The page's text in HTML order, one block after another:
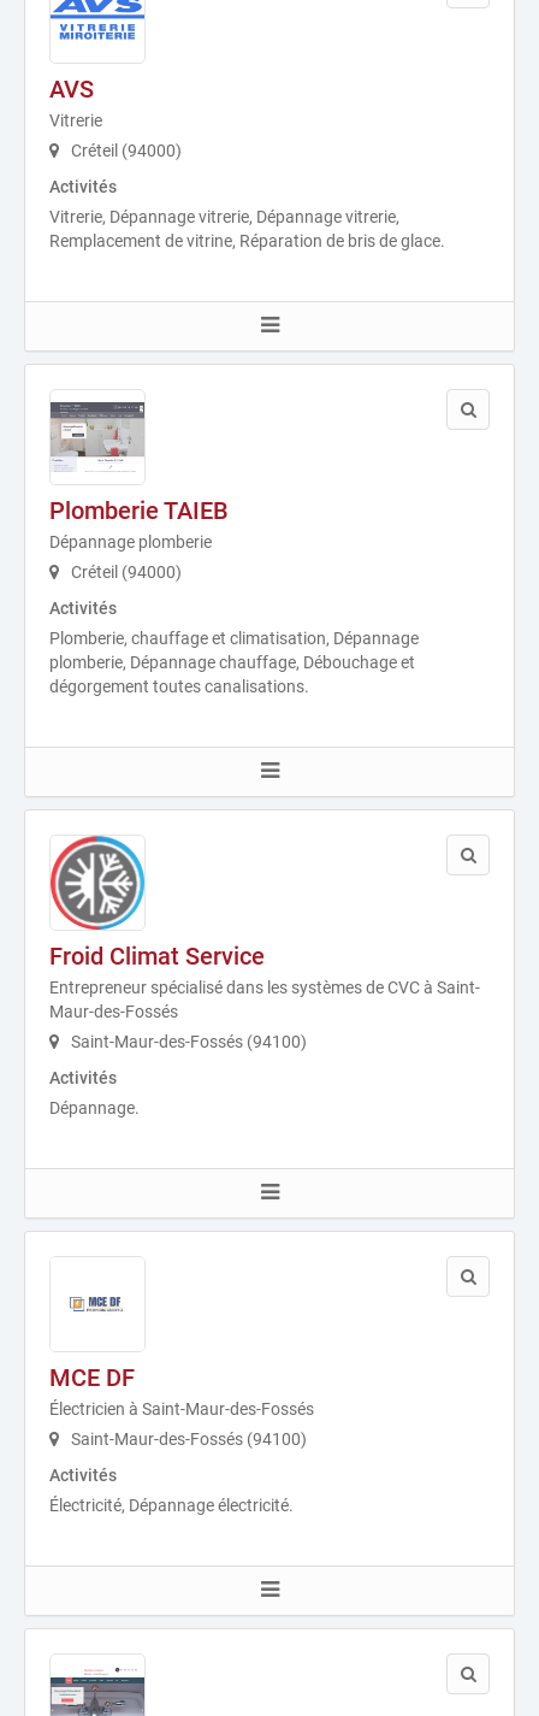
AVS
Vitrerie
Créteil (94000)
Activités
Vitrerie, Dépannage vitrerie, Dépannage vitrerie,
Remplacement de vitrine, Réparation de bris de glace.
Plomberie TAIEB
Dépannage plomberie
Créteil (94000)
Activités
Plomberie, chauffage et climatisation, Dépannage
plomberie, Dépannage chauffage, Débouchage et
dégorgement toutes canalisations.
Froid Climat Service
Entrepreneur spécialisé dans les systèmes de CVC à Saint-
Maur-des-Fossés
Saint-Maur-des-Fossés (94100)
Activités
Dépannage.
MCE DF
Électricien à Saint-Maur-des-Fossés
Saint-Maur-des-Fossés (94100)
Activités
Électricité, Dépannage électricité.